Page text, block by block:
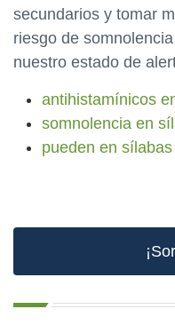
secundarios y tomar
riesgo de
nuestro estado de
antihistamínicos
somnolencia en
pueden en sílabas